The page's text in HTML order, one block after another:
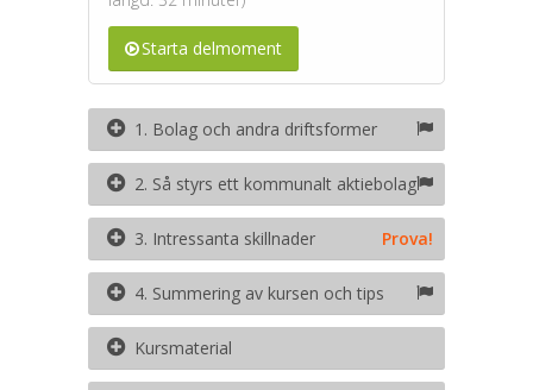
Starta delmoment
1. Bolag och andra driftsformer
2. Så styrs ett kommunalt aktiebolag
3. Intressanta skillnader Prova!
4. Summering av kursen och tips
Kursmaterial